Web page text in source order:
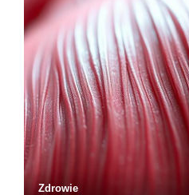
Zdrowie